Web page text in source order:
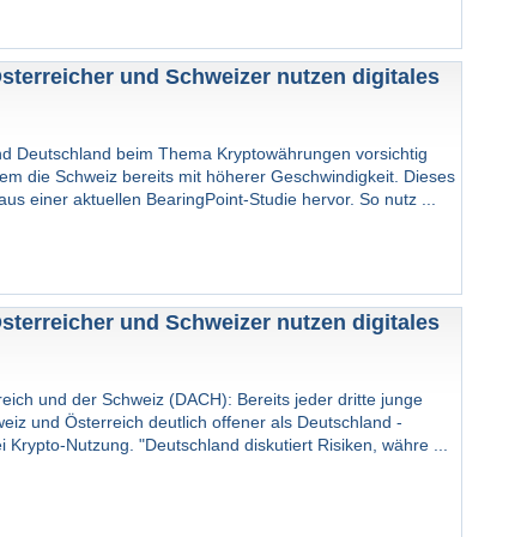
und Schweizer nutzen digitales
Deutschland beim Thema Kryptowährungen vorsichtig
die Schweiz bereits mit höherer Geschwindigkeit. Dieses
einer aktuellen BearingPoint-Studie hervor. So nutz ...
und Schweizer nutzen digitales
und der Schweiz (DACH): Bereits jeder dritte junge
und Österreich deutlich offener als Deutschland -
Nutzung. "Deutschland diskutiert Risiken, währe ...